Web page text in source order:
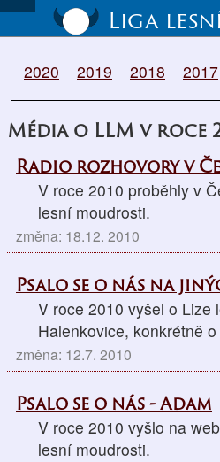
Liga
2020 2019 2018 2017
Média o LLM v roce
Radio rozhovory v
V roce 2010 proběhly v
lesní moudrosti.
změna: 18.12. 2010
Psalo se o nás na
V roce 2010 vyšel o Lize
Halenkovice, konkrétně
změna: 12.7. 2010
Psalo se o nás - Adam
V roce 2010 vyšlo na
lesní moudrosti.